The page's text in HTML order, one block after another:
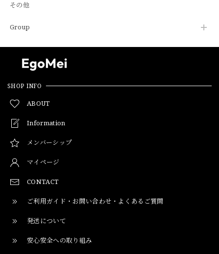
その他
Group
SHOP INFO
ABOUT
Information
メンバーシップ
マイページ
CONTACT
ご利用ガイド・お問い合わせ・よくあるご質問
発送について
安心安全への取り組み